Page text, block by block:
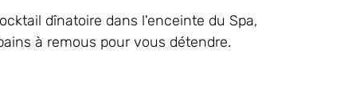
dînatoire dans l'enceinte du Spa,
à remous pour vous détendre.